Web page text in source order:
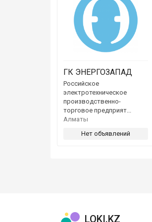
ГК ЭНЕРГОЗАПАД
Российское
электротехническое
производственно-
торговое предприят...
Алматы
Нет объявлений
LOKI.KZ